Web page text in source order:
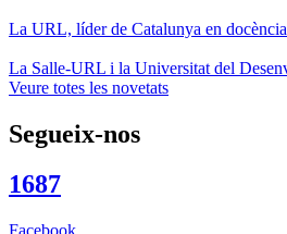
La URL, líder de Catalunya en
La Salle-URL i la Universitat del
Veure totes les novetats
Segueix-nos
1687